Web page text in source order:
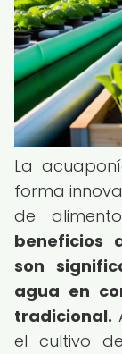
La
forma
de
beneficios
son
agua en
tradicional.
el cultivo